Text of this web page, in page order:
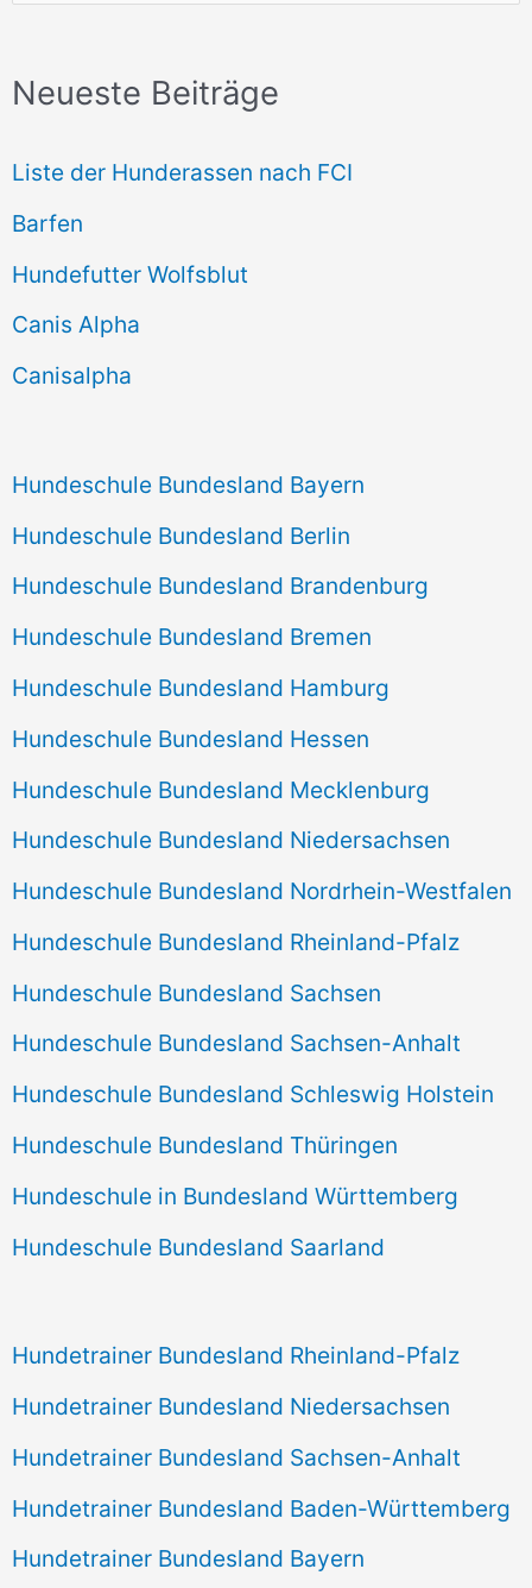
h
n
n
a
c
h
Neueste Beiträge
Liste der Hunderassen nach FCI
Barfen
Hundefutter Wolfsblut
Canis Alpha
Canisalpha
Hundeschule Bundesland Bayern
Hundeschule Bundesland Berlin
Hundeschule Bundesland Brandenburg
Hundeschule Bundesland Bremen
Hundeschule Bundesland Hamburg
Hundeschule Bundesland Hessen
Hundeschule Bundesland Mecklenburg
Hundeschule Bundesland Niedersachsen
Hundeschule Bundesland Nordrhein-Westfalen
Hundeschule Bundesland Rheinland-Pfalz
Hundeschule Bundesland Sachsen
Hundeschule Bundesland Sachsen-Anhalt
Hundeschule Bundesland Schleswig Holstein
Hundeschule Bundesland Thüringen
Hundeschule in Bundesland Württemberg
Hundeschule Bundesland Saarland
Hundetrainer Bundesland Rheinland-Pfalz
Hundetrainer Bundesland Niedersachsen
Hundetrainer Bundesland Sachsen-Anhalt
Hundetrainer Bundesland Baden-Württemberg
Hundetrainer Bundesland Bayern